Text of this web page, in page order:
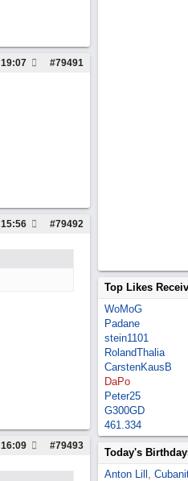
#79491
19:07
#79492
15:56
#79493
16:09
Top Likes
WoMoG
Padane
stein1101
RolandThalia
CarstenKausB
DaPo
Peter25
G300GD
461.334
Today's
Anton Lill ,